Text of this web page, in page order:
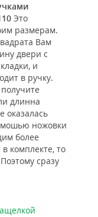
Это
размерам.
Вам
двери с
и
в ручку.
длинна
оказалась
ножовки
более
комплекте, то
сразу